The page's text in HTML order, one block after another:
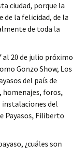
ciudad, porque la
la felicidad, de la
de toda la
al 20 de julio próximo
Gonzo Show, Los
del país de
homenajes, foros,
del
Payasos, Filiberto
¿cuáles son